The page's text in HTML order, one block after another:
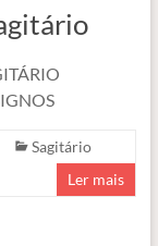
Sagitário
Ler mais